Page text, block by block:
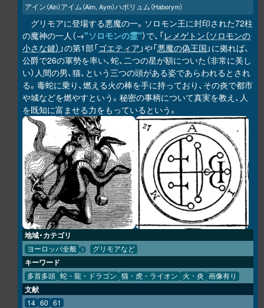
アイン（Ain）アイム（Aim, Aym）ハボリュム（Haborym）
グリモアに登場する悪魔の一。ソロモン王に封印された72柱
の魔神の一人（→"ソロモンの霊"）で、「レメゲトン（ソロモンの
小さな鍵） 」の第1部「ゴエティア 」や「悪魔の偽王国 」に拠れば、
公爵で26の軍勢を率い、蛇、二つの星が額についた（非常に美し
い）人間の男、猫、という三つの頭がある姿であらわれるとされ
る。毒蛇に乗り、燃える火の棒を手に持っており、その炎で都市
や城などを燃やすという。秘密の事柄について真実を教え、人
を既知に富ませる力をもっているという。
地域・カテゴリ
ヨーロッパ全般 グリモアなど
キーワード
多首多頭 蛇・龍・ドラゴン 猫・虎・ライオン 火・炎 画像有り
文献
14 60 61